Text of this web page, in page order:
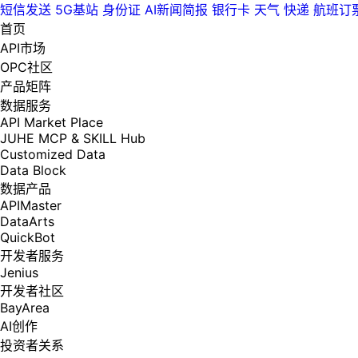
短信发送 5G基站 身份证 AI新闻简报 银行卡 天气 快递 航班订
首页
API市场
OPC社区
产品矩阵
数据服务
API Market Place
JUHE MCP & SKILL Hub
Customized Data
Data Block
数据产品
APIMaster
DataArts
QuickBot
开发者服务
Jenius
开发者社区
BayArea
AI创作
投资者关系